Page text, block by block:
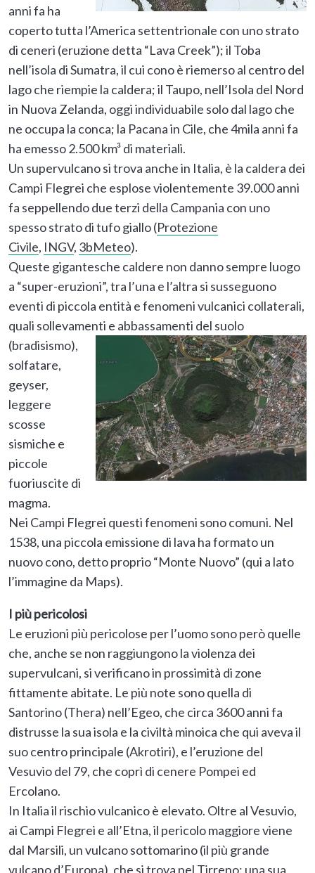
anni fa ha
coperto tutta l’America settentrionale con uno strato
di ceneri (eruzione detta “Lava Creek”); il Toba
nell’isola di Sumatra, il cui cono è riemerso al centro del
lago che riempie la caldera; il Taupo, nell’Isola del Nord
in Nuova Zelanda, oggi individuabile solo dal lago che
ne occupa la conca; la Pacana in Cile, che 4mila anni fa
ha emesso 2.500 km³ di materiali.
Un supervulcano si trova anche in Italia, è la caldera dei
Campi Flegrei che esplose violentemente 39.000 anni
fa seppellendo due terzi della Campania con uno
spesso strato di tufo giallo (Protezione
Civile, INGV, 3bMeteo).
Queste gigantesche caldere non danno sempre luogo
a “super-eruzioni”, tra l’una e l’altra si susseguono
eventi di piccola entità e fenomeni vulcanici collaterali,
quali sollevamenti e abbassamenti del suolo
(bradisismo),
solfatare,
geyser,
leggere
scosse
sismiche e
piccole
fuoriuscite di
magma.
Nei Campi Flegrei questi fenomeni sono comuni. Nel
1538, una piccola emissione di lava ha formato un
nuovo cono, detto proprio “Monte Nuovo” (qui a lato
l’immagine da Maps).
I più pericolosi
Le eruzioni più pericolose per l’uomo sono però quelle
che, anche se non raggiungono la violenza dei
supervulcani, si verificano in prossimità di zone
fittamente abitate. Le più note sono quella di
Santorino (Thera) nell’Egeo, che circa 3600 anni fa
distrusse la sua isola e la civiltà minoica che qui aveva il
suo centro principale (Akrotiri), e l’eruzione del
Vesuvio del 79, che coprì di cenere Pompei ed
Ercolano.
In Italia il rischio vulcanico è elevato. Oltre al Vesuvio,
ai Campi Flegrei e all’Etna, il pericolo maggiore viene
dal Marsili, un vulcano sottomarino (il più grande
vulcano d’Europa), che si trova nel Tirreno: una sua